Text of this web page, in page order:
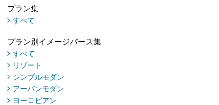
プラン集
すべて
プラン別イメージパース集
すべて
リゾート
シンプルモダン
アーバンモダン
ヨーロピアン